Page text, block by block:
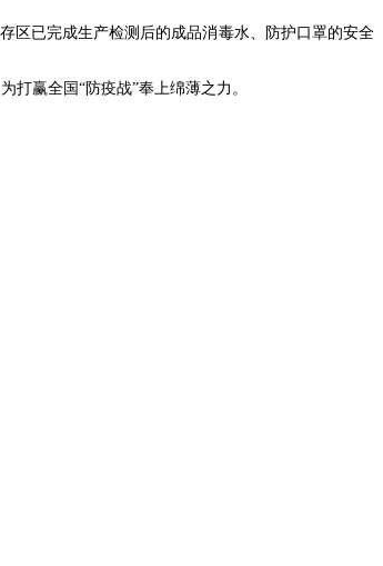
区已完成生产检测后的成品消毒水、防护口罩的安全
赢全国“防疫战”奉上绵薄之力。